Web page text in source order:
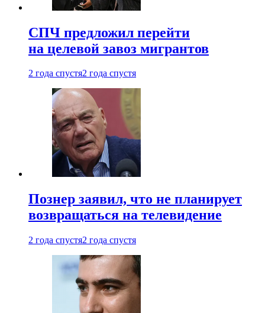
СПЧ предложил перейти
на целевой завоз мигрантов
2 года спустя2 года спустя
Познер заявил, что не планирует
возвращаться на телевидение
2 года спустя2 года спустя